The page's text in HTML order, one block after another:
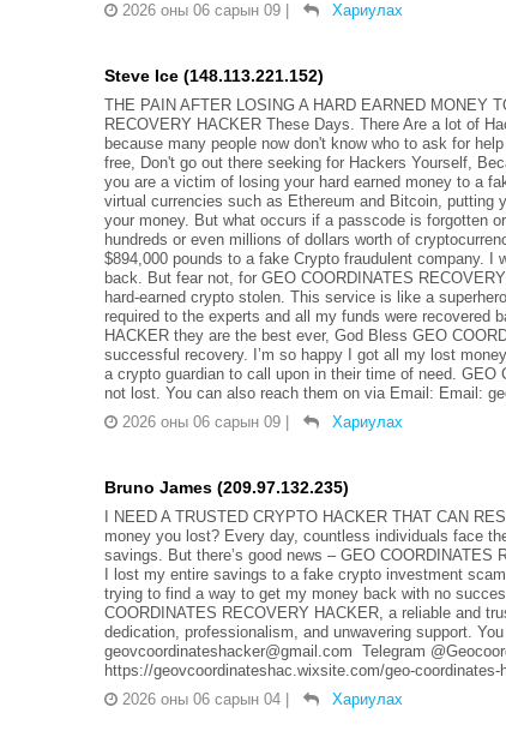
2026 оны 06 сарын 09
Хариулах
Steve Ice (148.113.221.152)
THE PAIN AFTER LOSING A HARD EARNED MONEY
RECOVERY HACKER These Days. There Are a lot of
because many people now don't know who to ask for
free, Don't go out there seeking for Hackers Yourself,
you are a victim of losing your hard earned money to a
virtual currencies such as Ethereum and Bitcoin, putting
your money. But what occurs if a passcode is forgotten
hundreds or even millions of dollars worth of
$894,000 pounds to a fake Crypto fraudulent company.
back. But fear not, for GEO COORDINATES
hard-earned crypto stolen. This service is like a
required to the experts and all my funds were recovered
HACKER they are the best ever, God Bless GEO
successful recovery. I’m so happy I got all my lost
a crypto guardian to call upon in their time of need.
not lost. You can also reach them on via Email: Email:
2026 оны 06 сарын 09
Хариулах
Bruno James (209.97.132.235)
I NEED A TRUSTED CRYPTO HACKER THAT CAN
money you lost? Every day, countless individuals face
savings. But there’s good news – GEO COORDINATES
I lost my entire savings to a fake crypto investment
trying to find a way to get my money back with no
COORDINATES RECOVERY HACKER, a reliable and
dedication, professionalism, and unwavering support.
geovcoordinateshacker@gmail.com Telegram
https://geovcoordinateshac.wixsite.com/geo-
2026 оны 06 сарын 04
Хариулах